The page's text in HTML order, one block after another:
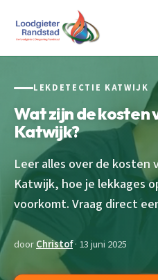
LEKDETECTIE KATWIJK
Wat zijn de kosten
Katwijk?
Leer alles over de kosten
Katwijk, hoe je lekkages
voorkomt. Vraag direct
doorChristof· 13 juni 2025